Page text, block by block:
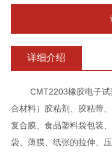
详细介绍
CMT2203橡胶电子试
合材料）胶粘剂、胶粘带
复合膜、食品塑料袋包装
袋、薄膜、纸张的拉伸、